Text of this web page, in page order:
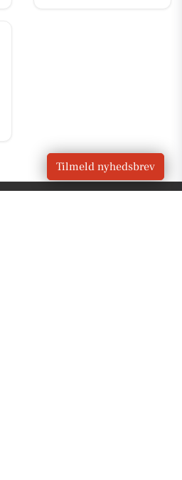
Tilmeld nyhedsbrev